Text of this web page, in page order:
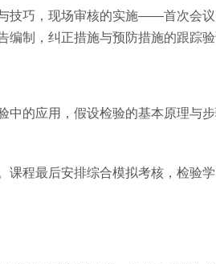
技巧，现场审核的实施——首次会议
制，纠正措施与预防措施的跟踪验
的应用，假设检验的基本原理与
程最后安排综合模拟考核，检验